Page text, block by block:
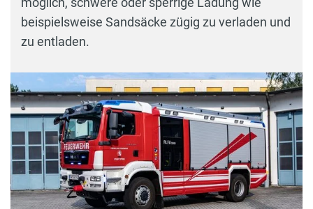
beispielsweise Sandsäcke zügig zu verladen und
zu entladen.